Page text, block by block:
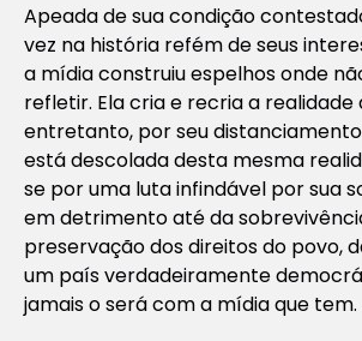
Apeada de sua condição
vez na história refém de seus
a mídia construiu espelhos onde
refletir. Ela cria e recria a realidade
entretanto, por seu
está descolada desta mesma
se por uma luta infindável por sua
em detrimento até da
preservação dos direitos do povo,
um país verdadeiramente
jamais o será com a mídia que tem.